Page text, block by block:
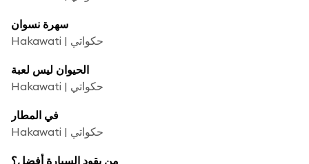
سهرة نسوان
Hakawati | حكواتي
الحيوان ليس لعبة
Hakawati | حكواتي
في المطار
Hakawati | حكواتي
من يقود السيارة أفضل؟